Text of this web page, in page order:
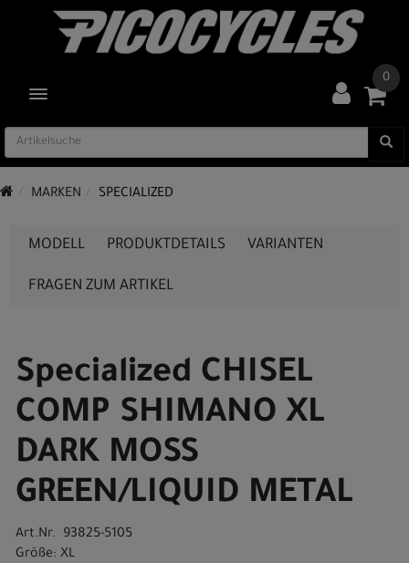
TOGGLE NAVIGATION
0
MARKEN SPECIALIZED
MODELL PRODUKTDETAILS VARIANTEN
FRAGEN ZUM ARTIKEL
Specialized CHISEL
COMP SHIMANO XL
DARK MOSS
GREEN/LIQUID METAL
Art.Nr. 93825-5105
Größe: XL